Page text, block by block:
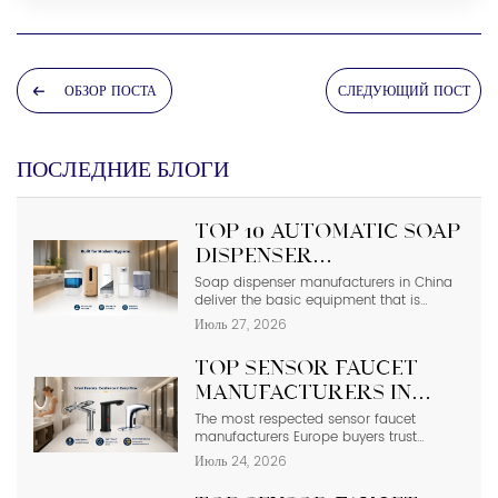
ОБЗОР ПОСТА СЛЕДУЮЩИЙ ПОСТ
ПОСЛЕДНИЕ БЛОГИ
Top 10 Automatic Soap
Dispenser
Manufacturers in
China
Soap dispenser manufacturers in China
deliver the basic equipment that is
needed in modern commercial
bathrooms where hygiene stands first
even a failure of one sensor causes the
soap to run out and makes the floor
suppliers depending on photos in
catalogs […]
Июль 27, 2026
Top Sensor Faucet
Manufacturers in
Europe | 2026 Buyer’s
Guide
The most respected sensor faucet
manufacturers Europe buyers trust
include Hansgrohe, Grohe, Roca, Geberit,
Oras, and Delabie, while high-spec
Июль 24, 2026